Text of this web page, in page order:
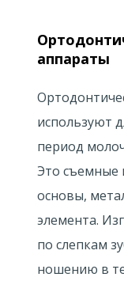
аппараты
используют
период
Это съемные
основы,
элемента.
по слепкам
ношению в